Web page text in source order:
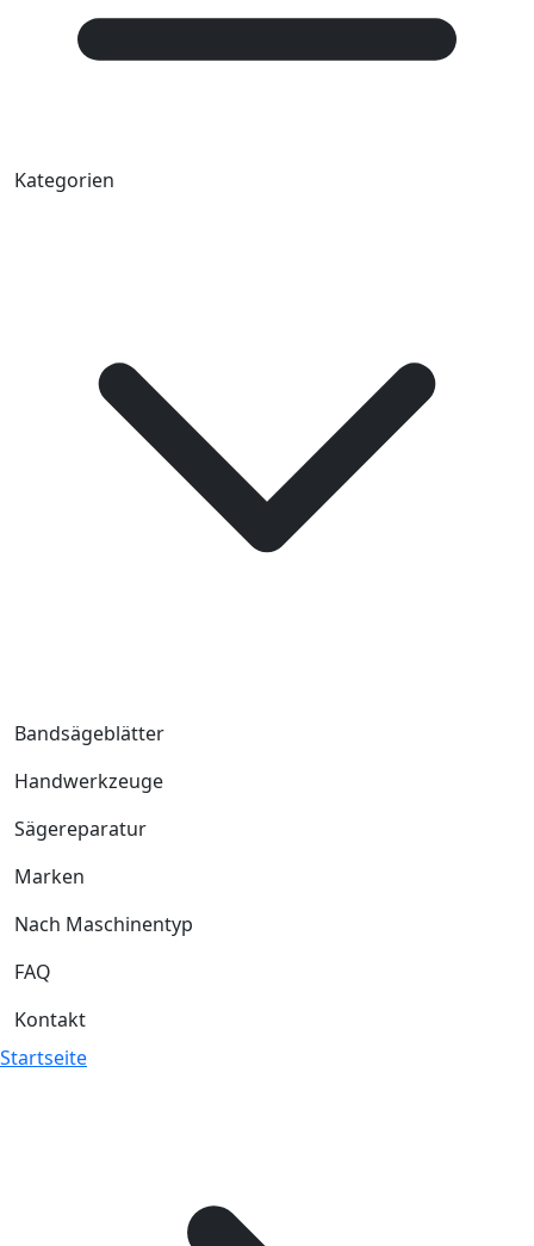
Kategorien
Bandsägeblätter
Handwerkzeuge
Sägereparatur
Marken
Nach Maschinentyp
FAQ
Kontakt
Startseite